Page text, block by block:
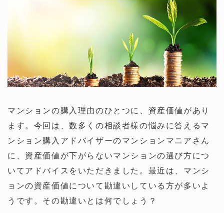
マンションの購入理由のひとつに、資産価値があり
ます。今回は、数多くの相談者様の悩みに答えるマ
ンション購入アドバイザーのマンションマニアさん
に、資産価値が下がらないマンションの選び方につ
いてアドバイスをいただきました。最近は、マンシ
ョンの資産価値について勘違いしている方が多いよ
うです。その勘違いとは何でしょう？